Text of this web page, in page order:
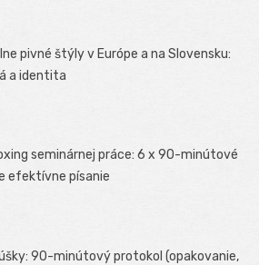
pivné štýly v Európe a na Slovensku:
a identita
seminárnej práce: 6 x 90-minútové
efektívne písanie
90-minútový protokol (opakovanie,